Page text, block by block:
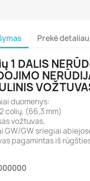
Prekė detaliau
1 DALIS
duomenys:
colių, (66,3 mm)
vožtuvas,
GW/GW sriegiai
pagamintas iš